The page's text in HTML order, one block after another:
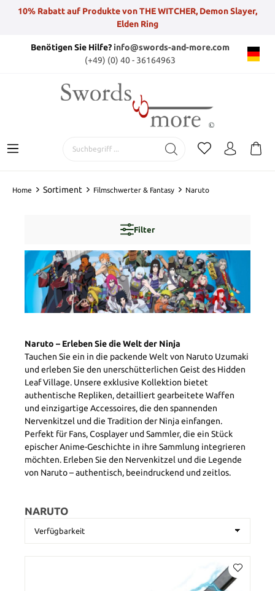
10% Rabatt auf Produkte von THE WITCHER, Demon Slayer,
Elden Ring
Benötigen Sie Hilfe?info@swords-and-more.com
(+49) (0) 40 - 36164963
Home Sortiment Filmschwerter & Fantasy Naruto
Filter
Naruto – Erleben Sie die Welt der Ninja
Tauchen Sie ein in die packende Welt von Naruto Uzumaki
und erleben Sie den unerschütterlichen Geist des Hidden
Leaf Village. Unsere exklusive Kollektion bietet
authentische Repliken, detailliert gearbeitete Waffen
und einzigartige Accessoires, die den spannenden
Nervenkitzel und die Tradition der Ninja einfangen.
Perfekt für Fans, Cosplayer und Sammler, die ein Stück
epischer Anime-Geschichte in ihre Sammlung integrieren
möchten. Erleben Sie den Nervenkitzel und die Legende
von Naruto – authentisch, beeindruckend und zeitlos.
NARUTO